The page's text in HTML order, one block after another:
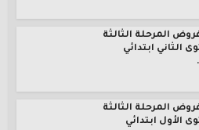
المرحلة الثالثة
الثاني ابتدائي
المرحلة الثالثة
الأول ابتدائي